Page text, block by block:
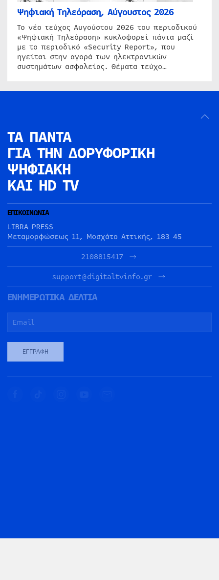
Ψηφιακή Τηλεόραση, Αύγουστος 2026
Το νέο τεύχος Αυγούστου 2026 του περιοδικού
«Ψηφιακή Τηλεόραση» κυκλοφορεί πάντα μαζί
με το περιοδικό «Security Report», που
ηγείται στην αγορά των ηλεκτρονικών
συστημάτων ασφαλείας. Θέματα τεύχο…
ΤΑ ΠΑΝΤΑ
ΓΙΑ ΤΗΝ ΔΟΡΥΦΟΡΙΚΗ
ΨΗΦΙΑΚΗ
ΚΑΙ HD TV
ΕΠΙΚΟΙΝΩΝΙΑ
LIBRA PRESS
Μεταμορφώσεως 11, Μοσχάτο Αττικής, 183 45
2108815417
support@digitaltvinfo.gr
ΕΝΗΜΕΡΩΤΙΚΑ ΔΕΛΤΙΑ
ΕΓΓΡΑΦΉ